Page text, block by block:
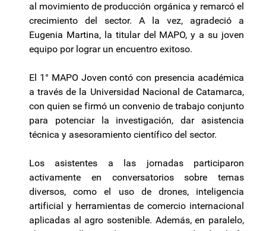
al movimiento de producción orgánica y remarcó el
crecimiento del sector. A la vez, agradeció a
Eugenia Martina, la titular del MAPO, y a su joven
equipo por lograr un encuentro exitoso.
El 1° MAPO Joven contó con presencia académica
a través de la Universidad Nacional de Catamarca,
con quien se firmó un convenio de trabajo conjunto
para potenciar la investigación, dar asistencia
técnica y asesoramiento científico del sector.
Los asistentes a las jornadas participaron
activamente en conversatorios sobre temas
diversos, como el uso de drones, inteligencia
artificial y herramientas de comercio internacional
aplicadas al agro sostenible. Además, en paralelo,